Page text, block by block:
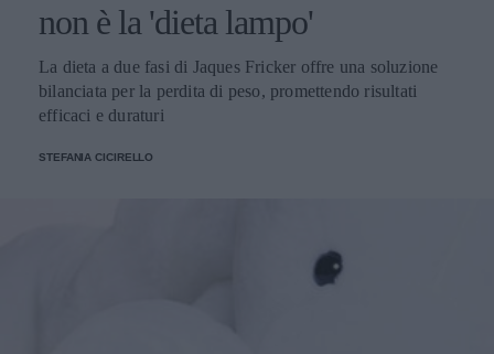
non è la 'dieta lampo'
La dieta a due fasi di Jaques Fricker offre una soluzione
bilanciata per la perdita di peso, promettendo risultati
efficaci e duraturi
STEFANIA CICIRELLO